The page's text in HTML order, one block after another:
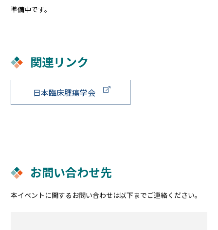
準備中です。
関連リンク
日本臨床腫瘍学会
お問い合わせ先
本イベントに関するお問い合わせは以下までご連絡ください。